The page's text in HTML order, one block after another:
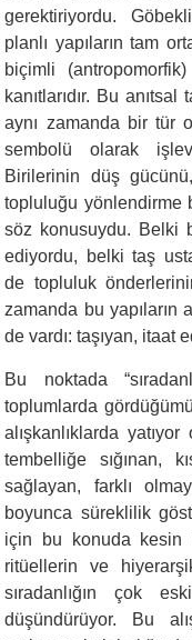
gerektiriyordu.
planlı yapıların tam
biçimli
kanıtlarıdır. Bu
aynı zamanda bir tür
sembolü olarak
Birilerinin düş
topluluğu yönlendirme
söz konusuydu. Belki
ediyordu, belki taş
de topluluk
zamanda bu yapıların
de vardı: taşıyan, itaat
Bu noktada
toplumlarda
alışkanlıklarda
tembelliğe sığınan,
sağlayan, farklı
boyunca süreklilik
için bu konuda kesin
ritüellerin ve
sıradanlığın çok
düşündürüyor. Bu